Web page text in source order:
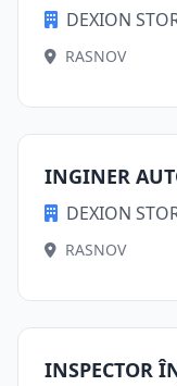
DEXION
RASNOV
INGINER
DEXION
RASNOV
INSPECTOR